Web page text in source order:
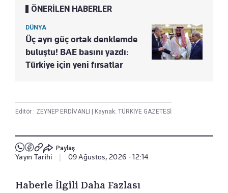
ÖNERİLEN HABERLER
DÜNYA
Üç ayrı güç ortak denklemde
buluştu! BAE basını yazdı:
Türkiye için yeni fırsatlar
Editör : ZEYNEP ERDİVANLI Kaynak: TÜRKİYE GAZETESİ
Paylaş
Yayın Tarihi 09 Ağustos, 2026 - 12:14
Haberle İlgili Daha Fazlası